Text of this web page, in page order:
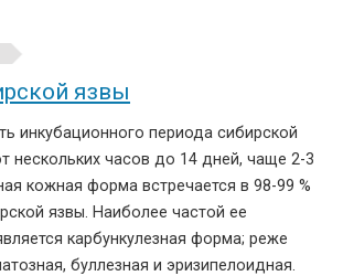
язвы
инкубационного периода сибирской
нескольких часов до 14 дней, чаще 2-3
кожная форма встречается в 98-99 %
язвы. Наиболее частой ее
карбункулезная форма; реже
буллезная и эризипелоидная.